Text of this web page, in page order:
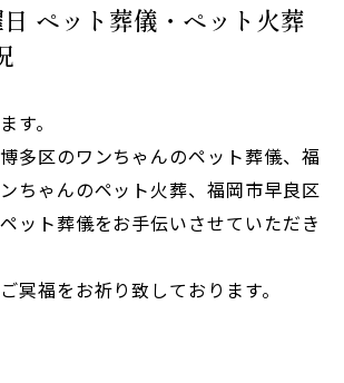
ペット葬儀・ペット火葬
す。
多区のワンちゃんのペット葬儀、福
ちゃんのペット火葬、福岡市早良区
ット葬儀をお手伝いさせていただき
冥福をお祈り致しております。